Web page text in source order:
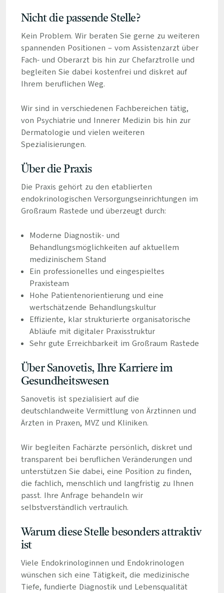
Nicht die passende Stelle?
Kein Problem. Wir beraten Sie gerne zu weiteren
spannenden Positionen – vom Assistenzarzt über
Fach- und Oberarzt bis hin zur Chefarztrolle und
begleiten Sie dabei kostenfrei und diskret auf
Ihrem beruflichen Weg.
Wir sind in verschiedenen Fachbereichen tätig,
von Psychiatrie und Innerer Medizin bis hin zur
Dermatologie und vielen weiteren
Spezialisierungen.
Über die Praxis
Die Praxis gehört zu den etablierten
endokrinologischen Versorgungseinrichtungen im
Großraum Rastede und überzeugt durch:
Moderne Diagnostik- und
Behandlungsmöglichkeiten auf aktuellem
medizinischem Stand
Ein professionelles und eingespieltes
Praxisteam
Hohe Patientenorientierung und eine
wertschätzende Behandlungskultur
Effiziente, klar strukturierte organisatorische
Abläufe mit digitaler Praxisstruktur
Sehr gute Erreichbarkeit im Großraum Rastede
Über Sanovetis, Ihre Karriere im
Gesundheitswesen
Sanovetis ist spezialisiert auf die
deutschlandweite Vermittlung von Ärztinnen und
Ärzten in Praxen, MVZ und Kliniken.
Wir begleiten Fachärzte persönlich, diskret und
transparent bei beruflichen Veränderungen und
unterstützen Sie dabei, eine Position zu finden,
die fachlich, menschlich und langfristig zu Ihnen
passt. Ihre Anfrage behandeln wir
selbstverständlich vertraulich.
Warum diese Stelle besonders attraktiv
ist
Viele Endokrinologinnen und Endokrinologen
wünschen sich eine Tätigkeit, die medizinische
Tiefe, fundierte Diagnostik und Lebensqualität